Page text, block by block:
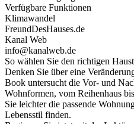
Verfügbare Funktionen
Klimawandel
FreundDesHauses.de
Kanal Web
info@kanalweb.de
So wählen Sie den richtigen
Denken Sie über eine
Book untersucht die Vor- und
Wohnformen, vom Reihenhaus
Sie leichter die passende
Lebensstil finden.